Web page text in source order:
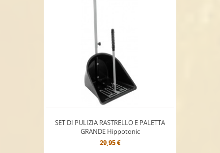
SET DI PULIZIA RASTRELLO E PALETTA
GRANDE Hippotonic
29,95 €